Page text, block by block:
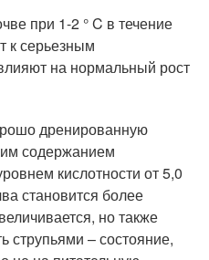
при 1-2 ° C в течение
к серьезным
на нормальный рост
дренированную
содержанием
кислотности от 5,0
становится более
но также
струпьями – состояние,